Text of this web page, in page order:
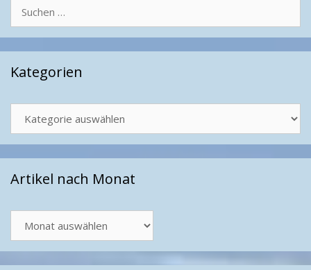
nach:
Kategorien
Artikel nach Monat
nach
Monat